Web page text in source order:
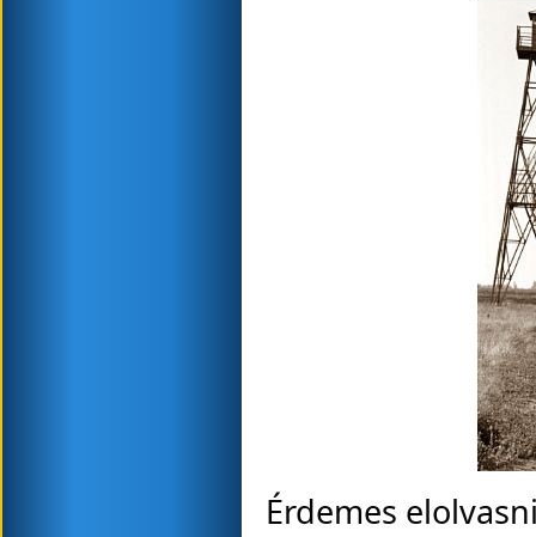
Érdemes